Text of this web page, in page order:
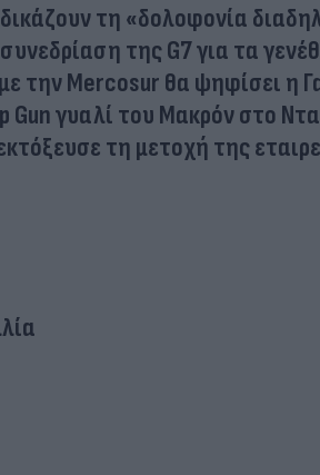
τη «δολοφονία
της G7 για τα
την Mercosur θα ψηφίσει η
Gun γυαλί του Μακρόν στο
τη μετοχή της